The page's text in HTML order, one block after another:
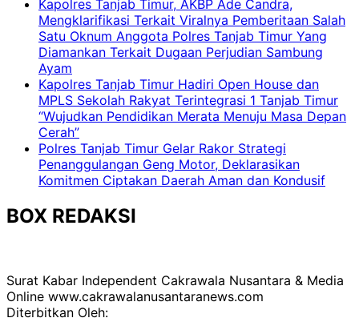
Kapolres Tanjab Timur, AKBP Ade Candra,
Mengklarifikasi Terkait Viralnya Pemberitaan Salah
Satu Oknum Anggota Polres Tanjab Timur Yang
Diamankan Terkait Dugaan Perjudian Sambung
Ayam
Kapolres Tanjab Timur Hadiri Open House dan
MPLS Sekolah Rakyat Terintegrasi 1 Tanjab Timur
“Wujudkan Pendidikan Merata Menuju Masa Depan
Cerah”
Polres Tanjab Timur Gelar Rakor Strategi
Penanggulangan Geng Motor, Deklarasikan
Komitmen Ciptakan Daerah Aman dan Kondusif
BOX REDAKSI
Surat Kabar Independent Cakrawala Nusantara & Media
Online www.cakrawalanusantaranews.com
Diterbitkan Oleh: